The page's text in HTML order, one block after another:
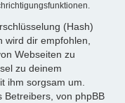
(Hash)
dir empfohlen,
Webseiten zu
zu deinem
ihm sorgsam um.
Betreibers, von phpBB